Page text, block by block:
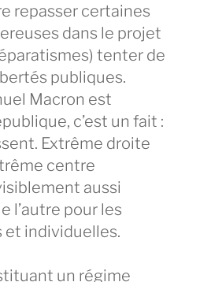
repasser certaines
dans le projet
tenter de
publiques.
Macron est
c’est un fait :
Extrême droite
centre
aussi
l’autre pour les
et individuelles.
un régime